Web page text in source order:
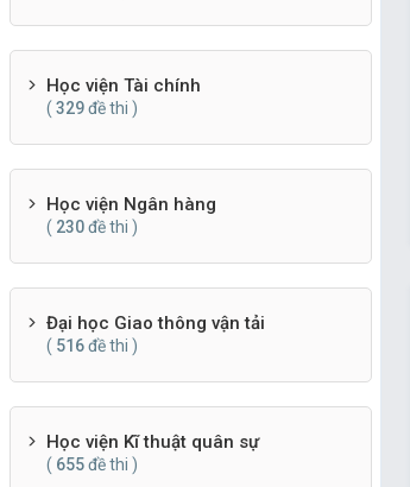
Học viện Tài chính
( 329đề thi )
Học viện Ngân hàng
( 230đề thi )
Đại học Giao thông vận tải
( 516đề thi )
Học viện Kĩ thuật quân sự
( 655đề thi )